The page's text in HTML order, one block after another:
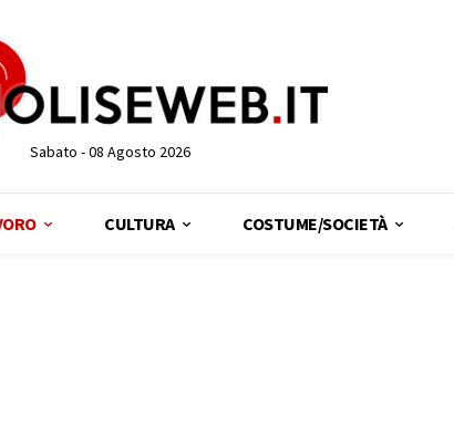
Sabato - 08 Agosto 2026
CULTURA COSTUME/SOCIETÀ